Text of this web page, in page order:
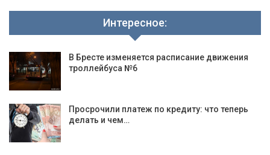
Интересное:
В Бресте изменяется расписание движения
троллейбуса №6
Просрочили платеж по кредиту: что теперь
делать и чем…